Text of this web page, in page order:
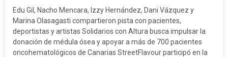
Edu Gil, Nacho Mencara, Izzy Hernández, Dani Vázquez y
Marina Olasagasti compartieron pista con pacientes,
deportistas y artistas Solidarios con Altura busca impulsar la
donación de médula ósea y apoyar a más de 700 pacientes
oncohematológicos de Canarias StreetFlavour participó en la